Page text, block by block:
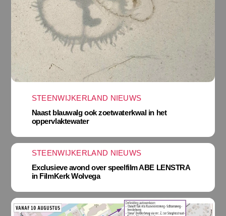
STEENWIJKERLAND NIEUWS
Naast blauwalg ook zoetwaterkwal in het
oppervlaktewater
STEENWIJKERLAND NIEUWS
Exclusieve avond over speelfilm ABE LENSTRA
in FilmKerk Wolvega